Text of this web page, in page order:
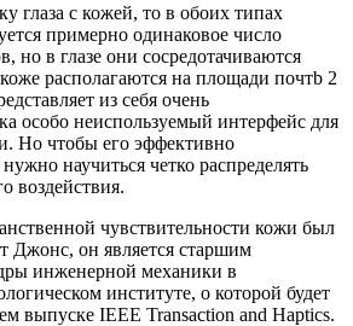
глаза с кожей, то в обоих типах
примерно одинаковое число
но в глазе они сосредотачиваются
располагаются на площади почтb 2
из себя очень
особо неиспользуемый интерфейс для
Но чтобы его эффективно
научиться четко распределять
воздействия.
чувствительности кожи был
Джонс, он является старшим
инженерной механики в
институте, о которой будет
выпуске IEEE Transaction and Haptics.